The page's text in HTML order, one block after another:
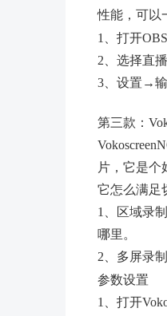
性能，可以
1、打开
2、选择直
3、设置→
第三款：
片，它是个
它怎么满足
1、区域录
哪里。
2、多屏录
参数设置
1、打开